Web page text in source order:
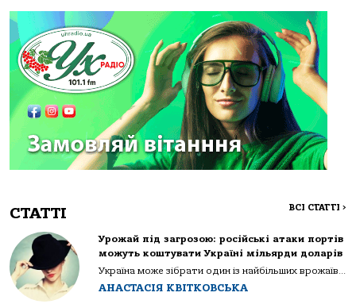
СТАТТІ ВСІ СТАТТІ >
Урожай під загрозою: російські атаки портів
можуть коштувати Україні мільярди доларів
Україна може зібрати один із найбільших врожаїв...
АНАСТАСІЯ КВІТКОВСЬКА